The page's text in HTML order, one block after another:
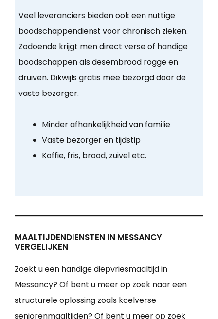
Veel leveranciers bieden ook een nuttige
boodschappendienst voor chronisch zieken.
Zodoende krijgt men direct verse of handige
boodschappen als desembrood rogge en
druiven. Dikwijls gratis mee bezorgd door de
vaste bezorger.
Minder afhankelijkheid van familie
Vaste bezorger en tijdstip
Koffie, fris, brood, zuivel etc.
MAALTIJDENDIENSTEN IN MESSANCY
VERGELIJKEN
Zoekt u een handige diepvriesmaaltijd in
Messancy? Of bent u meer op zoek naar een
structurele oplossing zoals koelverse
seniorenmaaltijden? Of bent u meer op zoek